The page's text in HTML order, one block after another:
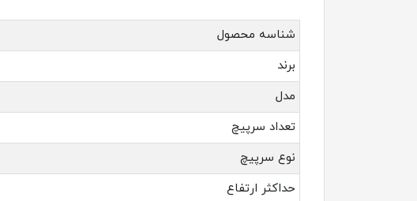
شناسه محصول
برند
مدل
تعداد سرپیچ
نوع سرپیچ
حداکثر ارتفاع